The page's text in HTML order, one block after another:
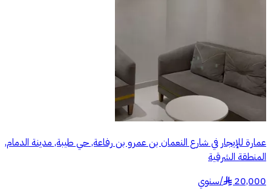
عمارة للإيجار في شارع النعمان بن عمرو بن رفاعة, حي طيبة, مدينة الدمام,
المنطقة الشرقية
20,000
§
/سنوي